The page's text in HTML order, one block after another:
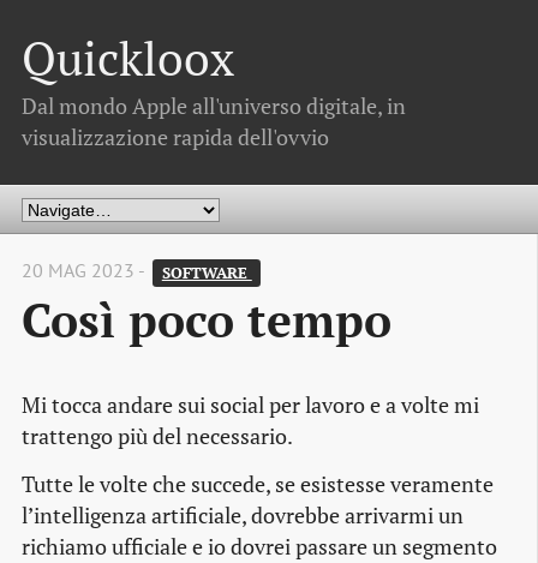
Quickloox
Dal mondo Apple all'universo digitale, in
visualizzazione rapida dell'ovvio
20 MAG 2023 - SOFTWARE
Così poco tempo
Mi tocca andare sui social per lavoro e a volte mi
trattengo più del necessario.
Tutte le volte che succede, se esistesse veramente
l’intelligenza artificiale, dovrebbe arrivarmi un
richiamo ufficiale e io dovrei passare un segmento